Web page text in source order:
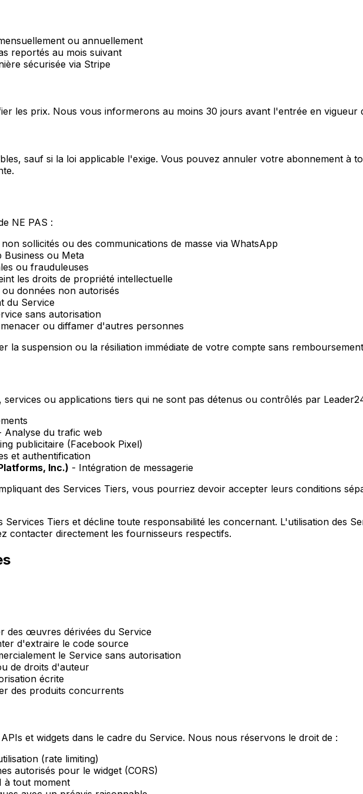
ou annuellement
reportés au mois suivant
sécurisée via Stripe
les prix. Nous vous informerons au moins 30 jours avant l'entrée en vigueur
sauf si la loi applicable l'exige. Vous pouvez annuler votre abonnement à
NE PAS :
sollicités ou des communications de masse via WhatsApp
Business ou Meta
ou frauduleuses
les droits de propriété intellectuelle
données non autorisés
du Service
sans autorisation
ou diffamer d'autres personnes
la suspension ou la résiliation immédiate de votre compte sans
ou applications tiers qui ne sont pas détenus ou contrôlés par
Analyse du trafic web
publicitaire (Facebook Pixel)
et authentification
Inc.) - Intégration de messagerie
des Services Tiers, vous pourriez devoir accepter leurs conditions
Tiers et décline toute responsabilité les concernant. L'utilisation des
contacter directement les fournisseurs respectifs.
des œuvres dérivées du Service
d'extraire le code source
le Service sans autorisation
de droits d'auteur
écrite
des produits concurrents
et widgets dans le cadre du Service. Nous nous réservons le droit de :
(rate limiting)
autorisés pour le widget (CORS)
à tout moment